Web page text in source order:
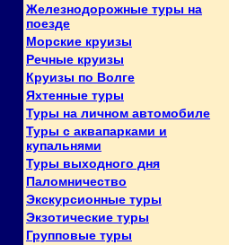
Железнодорожные туры на
поезде
Морские круизы
Речные круизы
Круизы по Волге
Яхтенные туры
Туры на личном автомобиле
Туры с аквапарками и
купальнями
Туры выходного дня
Паломничество
Экскурсионные туры
Экзотические туры
Групповые туры